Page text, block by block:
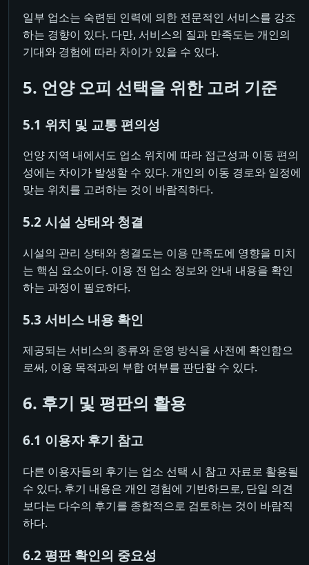
일부 업소는 숙련된 인력에 의한 전문적인 서비스를 강조
하는 경향이 있다. 다만, 서비스의 질과 만족도는 개인의
기대와 경험에 따라 차이가 있을 수 있다.
5. 언양 오피 선택을 위한 고려 기준
5.1 위치 및 교통 편의성
언양 지역 내에서도 업소 위치에 따라 접근성과 이동 편의
성에는 차이가 발생할 수 있다. 개인의 이동 경로와 일정에
맞는 위치를 고려하는 것이 바람직하다.
5.2 시설 상태와 청결
시설의 관리 상태와 청결도는 이용 만족도에 영향을 미치
는 핵심 요소이다. 이용 전 업소 정보와 안내 내용을 확인
하는 과정이 필요하다.
5.3 서비스 내용 확인
제공되는 서비스의 종류와 운영 방식을 사전에 확인함으
로써, 이용 목적과의 부합 여부를 판단할 수 있다.
6. 후기 및 평판의 활용
6.1 이용자 후기 참고
다른 이용자들의 후기는 업소 선택 시 참고 자료로 활용될
수 있다. 후기 내용은 개인 경험에 기반하므로, 단일 의견
보다는 다수의 후기를 종합적으로 검토하는 것이 바람직
하다.
6.2 평판 확인의 중요성